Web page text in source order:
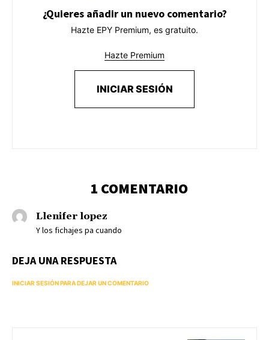
¿Quieres añadir un nuevo comentario?
Hazte EPY Premium, es gratuito.
Hazte Premium
INICIAR SESIÓN
1 COMENTARIO
Llenifer lopez
Y los fichajes pa cuando
DEJA UNA RESPUESTA
INICIAR SESIÓN PARA DEJAR UN COMENTARIO